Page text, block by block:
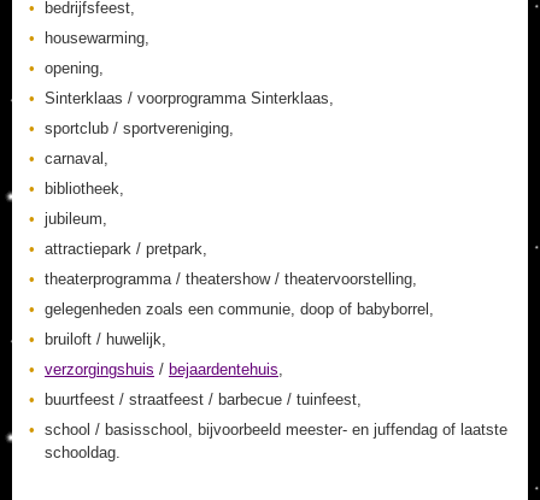
bedrijfsfeest,
housewarming,
opening,
Sinterklaas / voorprogramma Sinterklaas,
sportclub / sportvereniging,
carnaval,
bibliotheek,
jubileum,
attractiepark / pretpark,
theaterprogramma / theatershow / theatervoorstelling,
gelegenheden zoals een communie, doop of babyborrel,
bruiloft / huwelijk,
verzorgingshuis / bejaardentehuis,
buurtfeest / straatfeest / barbecue / tuinfeest,
school / basisschool, bijvoorbeeld meester- en juffendag of laatste
schooldag.